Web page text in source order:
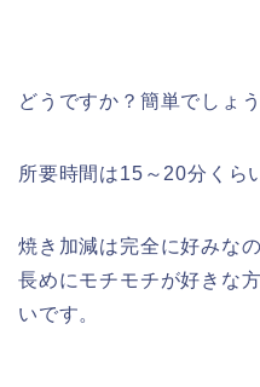
どうですか？簡単でしょ
所要時間は15～20分くら
焼き加減は完全に好みな
長めにモチモチが好きな
いです。